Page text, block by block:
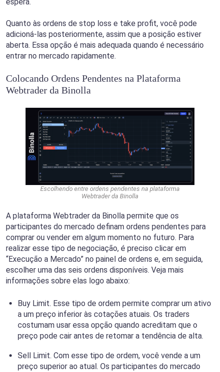
Quanto às ordens de stop loss e take profit, você pode
adicioná-las posteriormente, assim que a posição estiver
aberta. Essa opção é mais adequada quando é necessário
entrar no mercado rapidamente.
Colocando Ordens Pendentes na Plataforma
Webtrader da Binolla
Escolhendo entre ordens pendentes na plataforma
Webtrader da Binolla
A plataforma Webtrader da Binolla permite que os
participantes do mercado definam ordens pendentes para
comprar ou vender em algum momento no futuro. Para
realizar esse tipo de negociação, é preciso clicar em
“Execução a Mercado” no painel de ordens e, em seguida,
escolher uma das seis ordens disponíveis. Veja mais
informações sobre elas logo abaixo:
Buy Limit. Esse tipo de ordem permite comprar um ativo
a um preço inferior às cotações atuais. Os traders
costumam usar essa opção quando acreditam que o
preço pode cair antes de retomar a tendência de alta.
Sell Limit. Com esse tipo de ordem, você vende a um
preço superior ao atual. Os participantes do mercado